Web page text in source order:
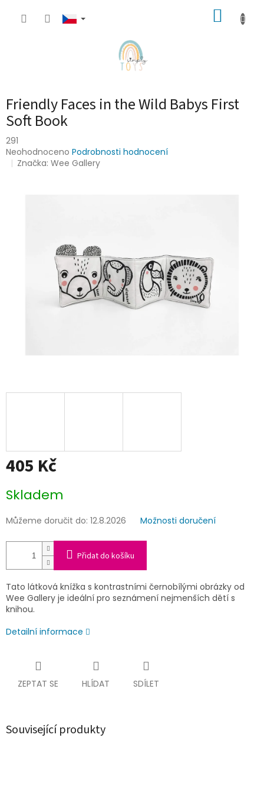
Friendly Faces in the Wild Babys First
Soft Book
291
Průměrné
hodnocení
Neohodnoceno Podrobnosti hodnocení
Značka:Wee Gallery
405 Kč
cena:
Skladem
Můžeme doručit do: 12.8.2026 Možnosti doručení
Přidat do košíku
Tato látková knížka s kontrastními černobílými obrázky od
Wee Gallery je ideální pro seznámení nejmenších dětí s
knihou.
Detailní informace
ZEPTAT SE HLÍDAT SDÍLET
Související produkty